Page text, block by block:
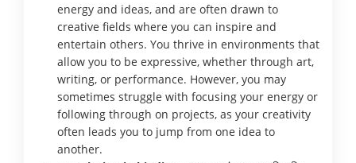
energy and ideas, and are often drawn to
creative fields where you can inspire and
entertain others. You thrive in environments that
allow you to be expressive, whether through art,
writing, or performance. However, you may
sometimes struggle with focusing your energy or
following through on projects, as your creativity
often leads you to jump from one idea to
another.